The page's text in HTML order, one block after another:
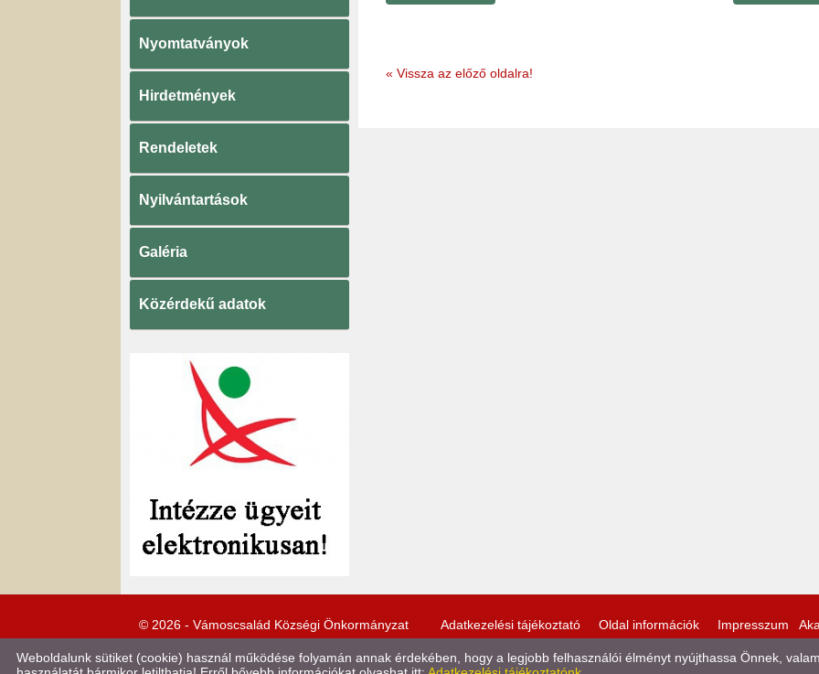
Nyomtatványok
Hirdetmények
Rendeletek
Nyilvántartások
Galéria
Közérdekű adatok
« Vissza az előző oldalra!
© 2026 - Vámoscsalád Községi Önkormányzat Adatkezelési tájékoztató Oldal információk Impresszum
Weboldalunk sütiket (cookie) használ működése folyamán annak érdekében, hogy a legjobb felhasználói élményt nyújthassa Önnek,